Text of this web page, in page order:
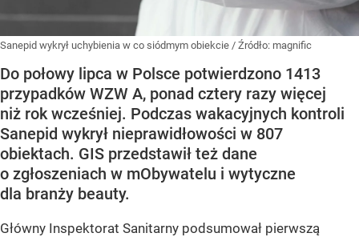
Sanepid wykrył uchybienia w co siódmym obiekcie / Źródło: magnific
Do połowy lipca w Polsce potwierdzono 1413
przypadków WZW A, ponad cztery razy więcej
niż rok wcześniej. Podczas wakacyjnych kontroli
Sanepid wykrył nieprawidłowości w 807
obiektach. GIS przedstawił też dane
o zgłoszeniach w mObywatelu i wytyczne
dla branży beauty.
Główny Inspektorat Sanitarny podsumował pierwszą